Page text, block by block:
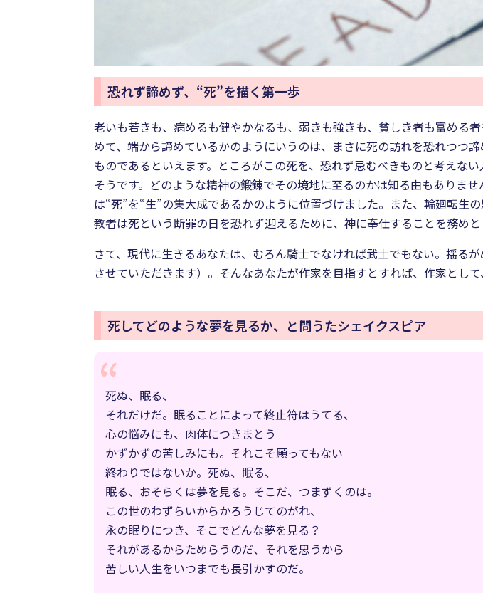
恐れず諦めず、“死”を描く第一歩
老いも若きも、病めるも健やかなるも、弱きも強きも、貧しき者も富める
めて、端から諦めているかのようにいうのは、まさに死の訪れを恐れつつ
ものであるといえます。ところがこの死を、恐れず忌むべきものと考えな
そうです。どのような精神の鍛錬でその境地に至るのかは知る由もありま
は“死”を“生”の集大成であるかのように位置づけました。また、輪廻転生
教者は死という断罪の日を恐れず迎えるために、神に奉仕することを務めと
さて、現代に生きるあなたは、むろん騎士でなければ武士でもない。揺る
させていただきます）。そんなあなたが作家を目指すとすれば、作家とし
死してどのような夢を見るか、と問うたシェイクスピア
死ぬ、眠る、
それだけだ。眠ることによって終止符はうてる、
心の悩みにも、肉体につきまとう
かずかずの苦しみにも。それこそ願ってもない
終わりではないか。死ぬ、眠る、
眠る、おそらくは夢を見る。そこだ、つまずくのは。
この世のわずらいからかろうじてのがれ、
永の眠りにつき、そこでどんな夢を見る？
それがあるからためらうのだ、それを思うから
苦しい人生をいつまでも長引かすのだ。